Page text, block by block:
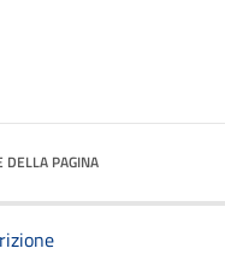
DELLA PAGINA